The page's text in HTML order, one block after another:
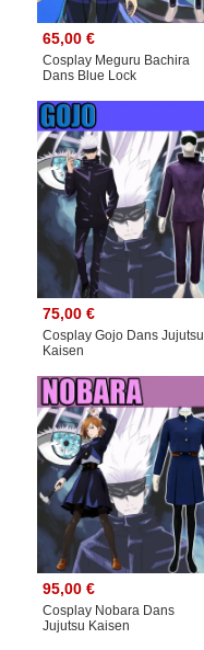
65,00 €
Cosplay Meguru Bachira
Dans Blue Lock
75,00 €
Cosplay Gojo Dans Jujutsu
Kaisen
95,00 €
Cosplay Nobara Dans
Jujutsu Kaisen